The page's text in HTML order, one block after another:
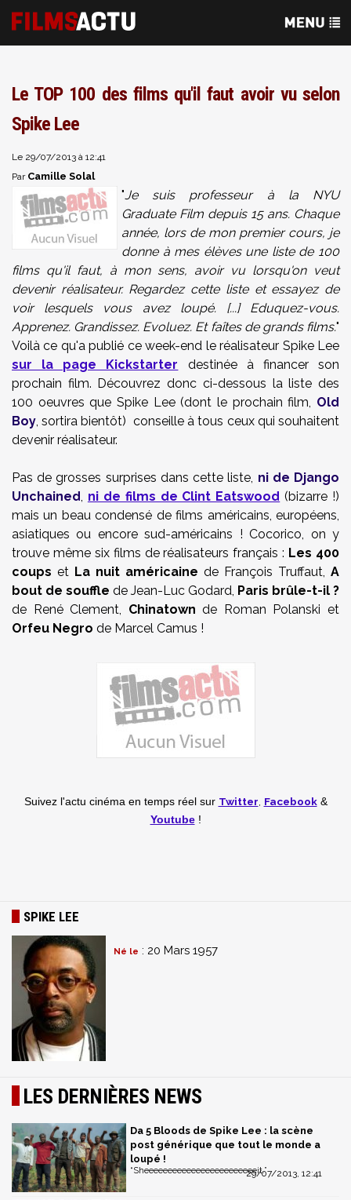
Le TOP 100 des films qu'il faut avoir vu selon
Spike Lee
Le 29/07/2013 à 12:41
Par Camille Solal
"Je suis professeur à la NYU
Graduate Film depuis 15 ans. Chaque
année, lors de mon premier cours, je
donne à mes élèves une liste de 100
films qu'il faut, à mon sens, avoir vu lorsqu'on veut
devenir réalisateur. Regardez cette liste et essayez de
voir lesquels vous avez loupé. [...] Eduquez-vous.
Apprenez. Grandissez. Evoluez. Et faîtes de grands films."
Voilà ce qu'a publié ce week-end le réalisateur Spike Lee
sur la page Kickstarter destinée à financer son
prochain film. Découvrez donc ci-dessous la liste des
100 oeuvres que Spike Lee (dont le prochain film, Old
Boy, sortira bientôt) conseille à tous ceux qui souhaitent
devenir réalisateur.
Pas de grosses surprises dans cette liste, ni de Django
Unchained, ni de films de Clint Eatswood (bizarre !)
mais un beau condensé de films américains, européens,
asiatiques ou encore sud-américains ! Cocorico, on y
trouve même six films de réalisateurs français : Les 400
coups et La nuit américaine de François Truffaut, A
bout de souffle de Jean-Luc Godard, Paris brûle-t-il ?
de René Clement, Chinatown de Roman Polanski et
Orfeu Negro de Marcel Camus !
Suivez l'actu cinéma en temps réel sur Twitter Facebook&
Youtube!
SPIKE LEE
Né le : 20 Mars 1957
LES DERNIÈRES NEWS
Da 5 Bloods de Spike Lee : la scène
post générique que tout le monde a
loupé !
29/07/2013, 12:41
“Sheeeeeeeeeeeeeeeeeeeeeeeeit.”